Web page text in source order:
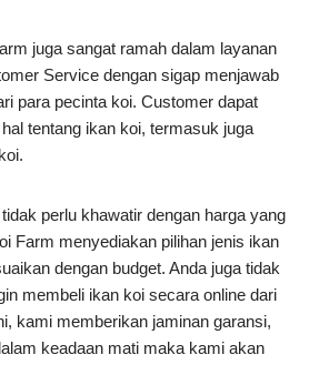
juga sangat ramah dalam layanan
Service dengan sigap menjawab
para pecinta koi. Customer dapat
tentang ikan koi, termasuk juga
perlu khawatir dengan harga yang
Farm menyediakan pilihan jenis ikan
dengan budget. Anda juga tidak
membeli ikan koi secara online dari
kami memberikan jaminan garansi,
keadaan mati maka kami akan